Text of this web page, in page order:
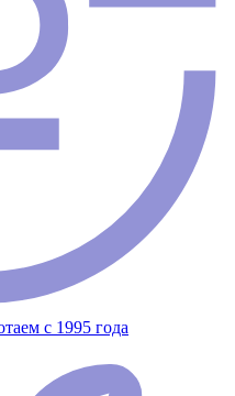
с 1995 года